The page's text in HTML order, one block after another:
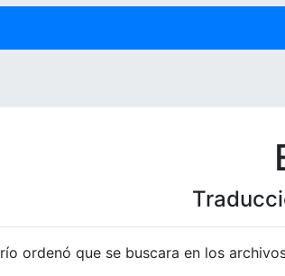
ordenó que se buscara en los